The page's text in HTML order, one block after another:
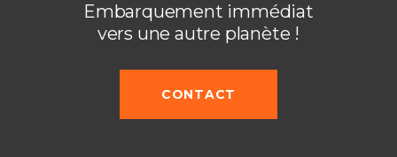
Embarquement immédiat
vers une autre planète !
CONTACT